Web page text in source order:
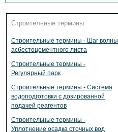
Строительные термины
Строительные термины - Шаг волны
асбестоцементного листа
Строительные термины -
Регулярный парк
Строительные термины - Система
водоподготовки с дозированной
подачей реагентов
Строительные термины -
Уплотнение осадка сточных вод